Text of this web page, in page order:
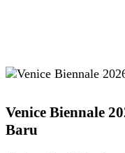
Venice Biennale
Baru